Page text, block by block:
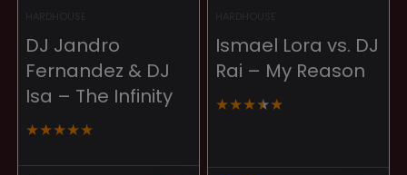
DJ Jandro
Fernandez & DJ
Isa ‎– The Infinity
★★★★★
Ismael Lora vs. DJ
Rai ‎– My Reason
★★★★★